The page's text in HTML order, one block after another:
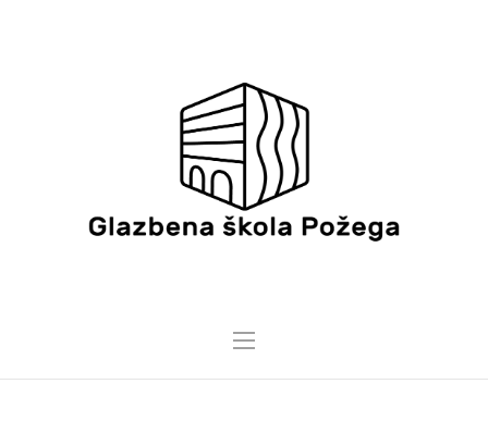
3 VELJAČE, 2022